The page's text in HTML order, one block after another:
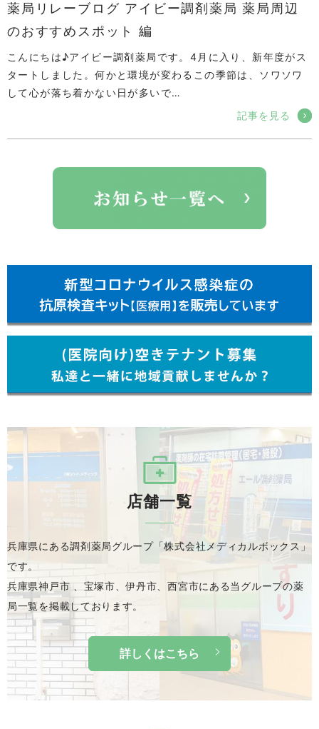
薬局リレーブログ アイビー調剤薬局 薬局周辺
のおすすめスポット 編
こんにちは♪アイビー調剤薬局です。4月に入り、新年度がス
タートしました。何かと環境が変わるこの季節は、ソワソワ
して心が落ち着かない日が多いで…
記事を見る
店舗一覧
兵庫県にある調剤薬局グループ「株式会社メディカルボックス」
です。
兵庫県神戸市 、宝塚市、伊丹市、西宮市にある当グループの薬
局一覧を掲載しております。
詳しくはこちら